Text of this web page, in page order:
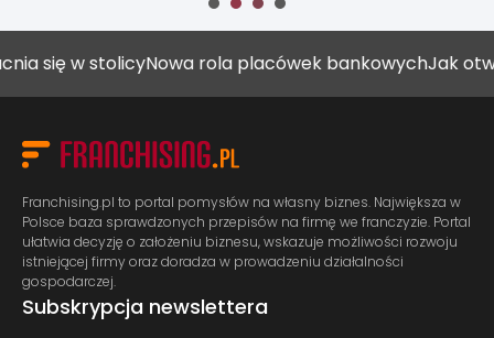
w stolicyNowa rola placówek bankowychJak
Franchising.pl to portal pomysłów na własny biznes. Największa w
Polsce baza sprawdzonych przepisów na firmę we franczyzie. Portal
ułatwia decyzję o założeniu biznesu, wskazuje możliwości rozwoju
istniejącej firmy oraz doradza w prowadzeniu działalności
gospodarczej.
Subskrypcja newslettera